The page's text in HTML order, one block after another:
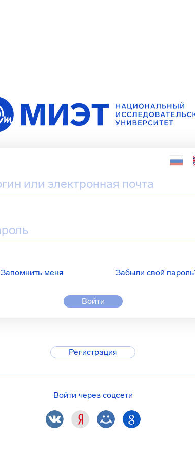
Запомнить меня Забыли свой
Войти
Регистрация
Войти через соцсети